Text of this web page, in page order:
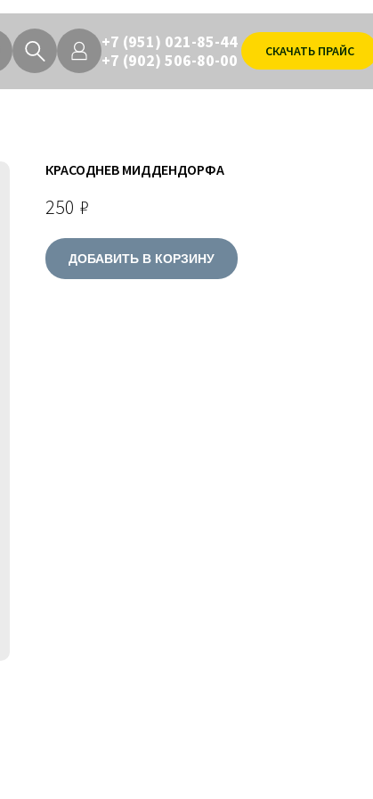
+7 (951) 021-85-44
+7 (902) 506-80-00
СКАЧАТЬ ПРАЙС
КРАСОДНЕВ МИДДЕНДОРФА
250 ₽
ДОБАВИТЬ В КОРЗИНУ